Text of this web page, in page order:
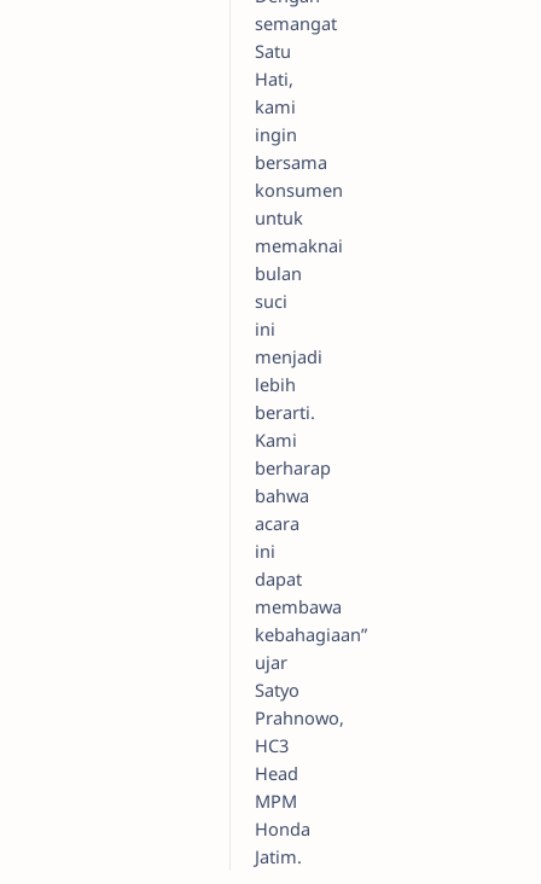
semangat
Satu
Hati,
kami
ingin
bersama
konsumen
untuk
memaknai
bulan
suci
ini
menjadi
lebih
berarti.
Kami
berharap
bahwa
acara
ini
dapat
membawa
kebahagiaan”
ujar
Satyo
Prahnowo,
HC3
Head
MPM
Honda
Jatim.